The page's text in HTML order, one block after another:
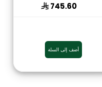
745.60
أضف إلى السلة